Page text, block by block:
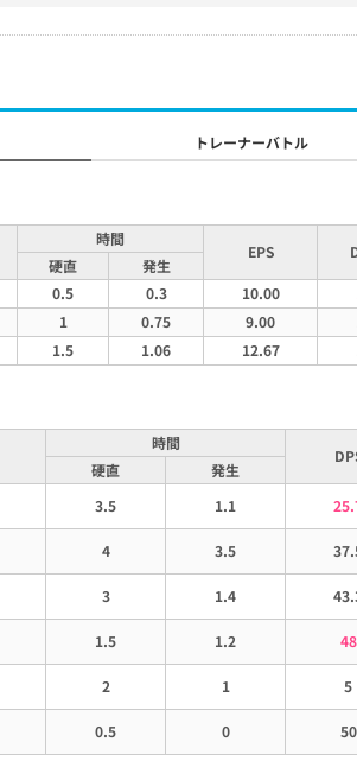
トレーナーバトル
時間
EPS
硬直
発生
0.5 0.3 10.00
1 0.75 9.00
1.5 1.06 12.67
時間
硬直
発生
3.5 1.1
4 3.5
3 1.4
1.5 1.2
48
2 1
5
0.5 0 50